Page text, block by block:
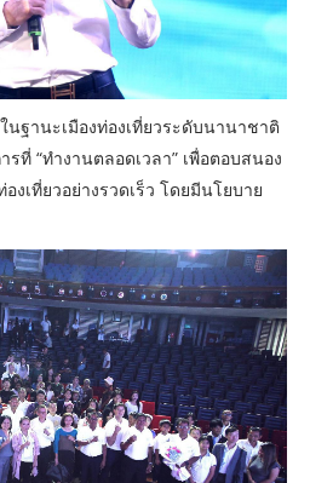
ฐานะเมืองท่องเที่ยวระดับนานาชาติ
ที่ “ทำงานตลอดเวลา” เพื่อตอบสนอง
เที่ยวอย่างรวดเร็ว โดยมีนโยบาย